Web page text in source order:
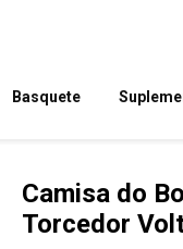
Basquete
Camisa do
Torcedor